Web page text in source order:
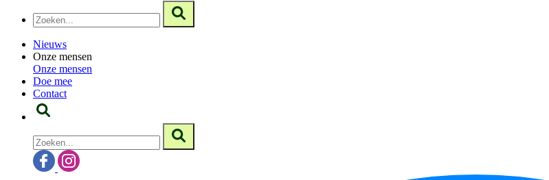
Nieuws
Onze mensen
Onze mensen
Doe mee
Contact